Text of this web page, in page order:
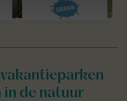
in de natuur